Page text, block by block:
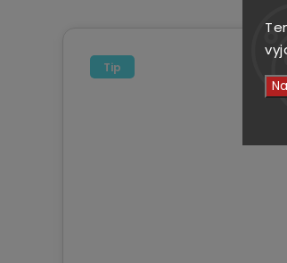
Tip